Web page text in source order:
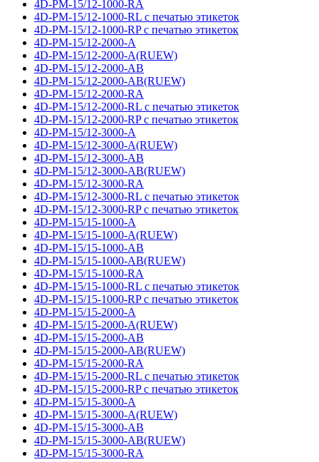
4D-PM-15/12-1000-RA
4D-PM-15/12-1000-RL с печатью этикеток
4D-PM-15/12-1000-RP с печатью этикеток
4D-PM-15/12-2000-A
4D-PM-15/12-2000-A(RUEW)
4D-PM-15/12-2000-AB
4D-PM-15/12-2000-AB(RUEW)
4D-PM-15/12-2000-RA
4D-PM-15/12-2000-RL с печатью этикеток
4D-PM-15/12-2000-RP с печатью этикеток
4D-PM-15/12-3000-A
4D-PM-15/12-3000-A(RUEW)
4D-PM-15/12-3000-AB
4D-PM-15/12-3000-AB(RUEW)
4D-PM-15/12-3000-RA
4D-PM-15/12-3000-RL с печатью этикеток
4D-PM-15/12-3000-RP с печатью этикеток
4D-PM-15/15-1000-A
4D-PM-15/15-1000-A(RUEW)
4D-PM-15/15-1000-AB
4D-PM-15/15-1000-AB(RUEW)
4D-PM-15/15-1000-RA
4D-PM-15/15-1000-RL с печатью этикеток
4D-PM-15/15-1000-RP с печатью этикеток
4D-PM-15/15-2000-A
4D-PM-15/15-2000-A(RUEW)
4D-PM-15/15-2000-AB
4D-PM-15/15-2000-AB(RUEW)
4D-PM-15/15-2000-RA
4D-PM-15/15-2000-RL с печатью этикеток
4D-PM-15/15-2000-RP с печатью этикеток
4D-PM-15/15-3000-A
4D-PM-15/15-3000-A(RUEW)
4D-PM-15/15-3000-AB
4D-PM-15/15-3000-AB(RUEW)
4D-PM-15/15-3000-RA